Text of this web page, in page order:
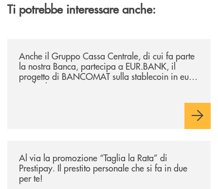
Ti potrebbe interessare anche:
Anche il Gruppo Cassa Centrale, di cui fa parte
la nostra Banca, partecipa a EUR.BANK, il
progetto di BANCOMAT sulla stablecoin in euro
e sul relativo ecosistema
Al via la promozione “Taglia la Rata” di
Prestipay. Il prestito personale che si fa in due
per te!